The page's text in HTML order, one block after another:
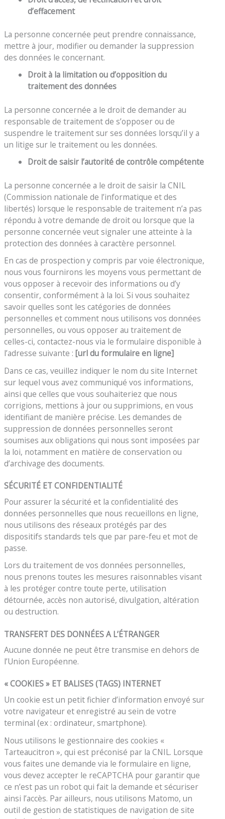
d’effacement
La personne concernée peut prendre connaissance,
mettre à jour, modifier ou demander la suppression
des données le concernant.
Droit à la limitation ou d’opposition du
traitement des données
La personne concernée a le droit de demander au
responsable de traitement de s’opposer ou de
suspendre le traitement sur ses données lorsqu’il y a
un litige sur le traitement ou les données.
Droit de saisir l’autorité de contrôle compétente
La personne concernée a le droit de saisir la CNIL
(Commission nationale de l’informatique et des
libertés) lorsque le responsable de traitement n’a pas
répondu à votre demande de droit ou lorsque que la
personne concernée veut signaler une atteinte à la
protection des données à caractère personnel.
En cas de prospection y compris par voie électronique,
nous vous fournirons les moyens vous permettant de
vous opposer à recevoir des informations ou d’y
consentir, conformément à la loi. Si vous souhaitez
savoir quelles sont les catégories de données
personnelles et comment nous utilisons vos données
personnelles, ou vous opposer au traitement de
celles-ci, contactez-nous via le formulaire disponible à
l’adresse suivante :[url du formulaire en ligne]
Dans ce cas, veuillez indiquer le nom du site Internet
sur lequel vous avez communiqué vos informations,
ainsi que celles que vous souhaiteriez que nous
corrigions, mettions à jour ou supprimions, en vous
identifiant de manière précise. Les demandes de
suppression de données personnelles seront
soumises aux obligations qui nous sont imposées par
la loi, notamment en matière de conservation ou
d’archivage des documents.
SÉCURITÉ ET CONFIDENTIALITÉ
Pour assurer la sécurité et la confidentialité des
données personnelles que nous recueillons en ligne,
nous utilisons des réseaux protégés par des
dispositifs standards tels que par pare-feu et mot de
passe.
Lors du traitement de vos données personnelles,
nous prenons toutes les mesures raisonnables visant
à les protéger contre toute perte, utilisation
détournée, accès non autorisé, divulgation, altération
ou destruction.
TRANSFERT DES DONNÉES A L’ÉTRANGER
Aucune donnée ne peut être transmise en dehors de
l’Union Européenne.
« COOKIES » ET BALISES (TAGS) INTERNET
Un cookie est un petit fichier d’information envoyé sur
votre navigateur et enregistré au sein de votre
terminal (ex : ordinateur, smartphone).
Nous utilisons le gestionnaire des cookies «
Tarteaucitron », qui est préconisé par la CNIL. Lorsque
vous faites une demande via le formulaire en ligne,
vous devez accepter le reCAPTCHA pour garantir que
ce n’est pas un robot qui fait la demande et sécuriser
ainsi l’accès. Par ailleurs, nous utilisons Matomo, un
outil de gestion de statistiques de navigation de site